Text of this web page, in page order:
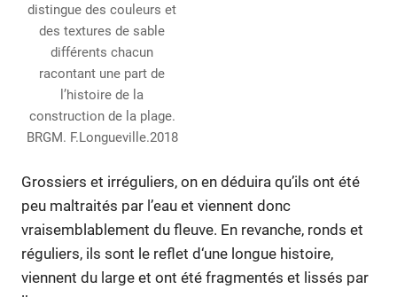
distingue des couleurs et
des textures de sable
différents chacun
racontant une part de
l’histoire de la
construction de la plage.
BRGM. F.Longueville.2018
Grossiers et irréguliers, on en déduira qu’ils ont été
peu maltraités par l’eau et viennent donc
vraisemblablement du fleuve. En revanche, ronds et
réguliers, ils sont le reflet d‘une longue histoire,
viennent du large et ont été fragmentés et lissés par